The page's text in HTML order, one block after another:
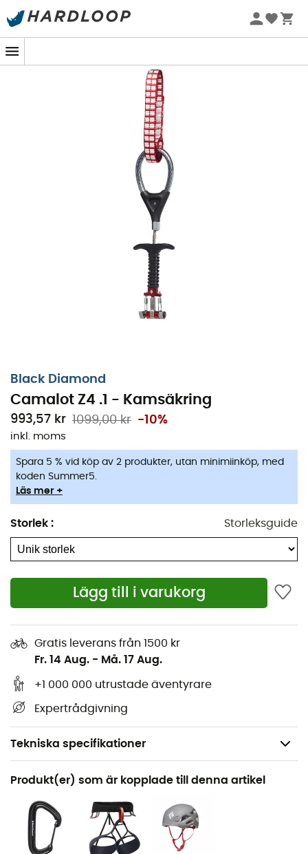
Sommarerbjudanden 🔥 -5 % EXTRA vid köp av 2 produkter*
Black Diamond
Camalot Z4 .1 - Kamsäkring
993,57 kr 1099,00 kr -10%
inkl. moms
Spara 5 % vid köp av 2 produkter, utan minimiinköp, med
koden Summer5.
Läs mer +
Storlek : Storleksguide
Lägg till i varukorg
Gratis leverans från 1500 kr
Fr. 14 Aug. - Må. 17 Aug.
+1 000 000 utrustade äventyrare
Expertrådgivning
Tekniska specifikationer
Rekommenderad för
Klättring / Multipitch-klättring / Bergsbestigning
45 g
Produkt(er) som är kopplade till denna artikel